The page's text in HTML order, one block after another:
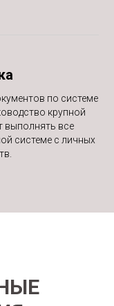
по системе
крупной
выполнять все
системе с личных